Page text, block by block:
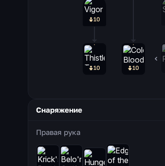
10 10
10
Снаряжение
Правая рука